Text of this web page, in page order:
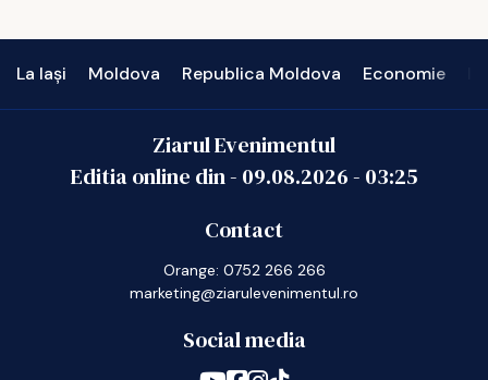
La Iași Moldova Republica Moldova Economie
Ziarul Evenimentul
Editia online din - 09.08.2026- 03:25
Contact
Orange: 0752 266 266
marketing@ziarulevenimentul.ro
Social media